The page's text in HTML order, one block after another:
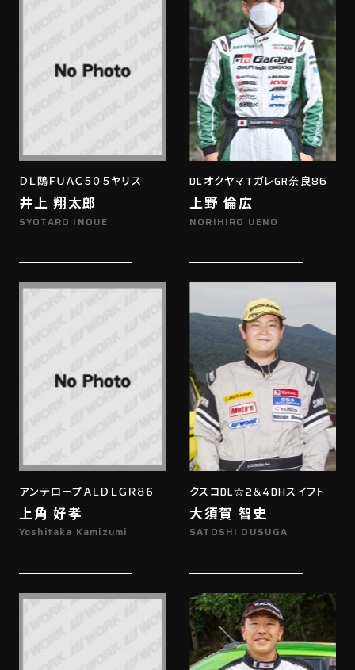
ＤＬ鴎ＦＵＡＣ５０５ヤリス
井上 翔太郎
SYOTARO INOUE
DLオクヤマTガレGR奈良86
上野 倫広
NORIHIRO UENO
アンテロープＡＬＤＬＧＲ８６
上角 好孝
Yoshitaka Kamizumi
クスコDL☆2＆4DHスイフト
大須賀 智史
SATOSHI OUSUGA